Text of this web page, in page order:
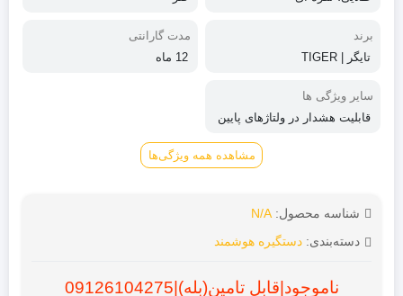
برند
تایگر | TIGER
مدت گارانتی
12 ماه
سایر ویژگی ها
قابلیت هشدار در ولتاژهای پایین
ی دسترسی دارای نرم افزار چندمشاهده همه ویژگی‌ها
شناسه محصول: N/A
دسته‌بندی: دستگیره هوشمند
ناموجود|قابل تامین(بله)|09126104275